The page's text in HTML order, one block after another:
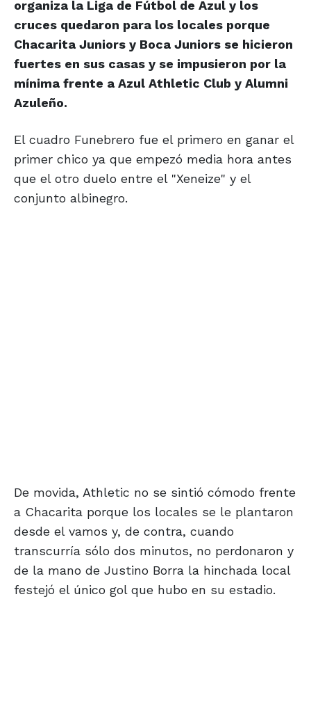
organiza la Liga de Fútbol de Azul y los
cruces quedaron para los locales porque
Chacarita Juniors y Boca Juniors se hicieron
fuertes en sus casas y se impusieron por la
mínima frente a Azul Athletic Club y Alumni
Azuleño.
El cuadro Funebrero fue el primero en ganar el
primer chico ya que empezó media hora antes
que el otro duelo entre el "Xeneize" y el
conjunto albinegro.
De movida, Athletic no se sintió cómodo frente
a Chacarita porque los locales se le plantaron
desde el vamos y, de contra, cuando
transcurría sólo dos minutos, no perdonaron y
de la mano de Justino Borra la hinchada local
festejó el único gol que hubo en su estadio.